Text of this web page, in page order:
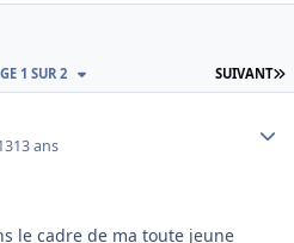
SUIVANT
1 SUR 2
13 ans
le cadre de ma toute jeune